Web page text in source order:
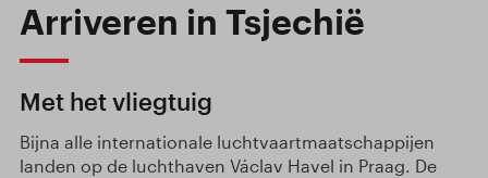
Arriveren in Tsjechië
Met het vliegtuig
Bijna alle internationale luchtvaartmaatschappijen
landen op de luchthaven Václav Havel in Praag. De